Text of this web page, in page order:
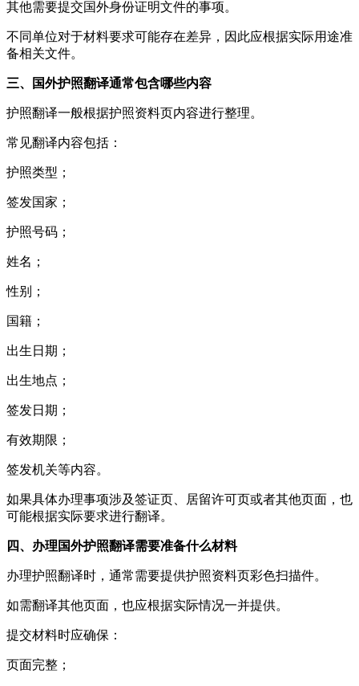
其他需要提交国外身份证明文件的事项。
不同单位对于材料要求可能存在差异，因此应根据实际用途准
备相关文件。
三、国外护照翻译通常包含哪些内容
护照翻译一般根据护照资料页内容进行整理。
常见翻译内容包括：
护照类型；
签发国家；
护照号码；
姓名；
性别；
国籍；
出生日期；
出生地点；
签发日期；
有效期限；
签发机关等内容。
如果具体办理事项涉及签证页、居留许可页或者其他页面，也
可能根据实际要求进行翻译。
四、办理国外护照翻译需要准备什么材料
办理护照翻译时，通常需要提供护照资料页彩色扫描件。
如需翻译其他页面，也应根据实际情况一并提供。
提交材料时应确保：
页面完整；